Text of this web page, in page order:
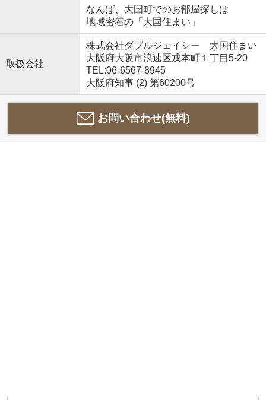
なんば、大国町でのお部屋探しは
地域密着の「大国住まい」
取扱会社
株式会社ダブルジェイシー 大国住まい
大阪府大阪市浪速区戎本町１丁目5-20
TEL:06-6567-8945
大阪府知事 (2) 第60200号
お問い合わせ(無料)